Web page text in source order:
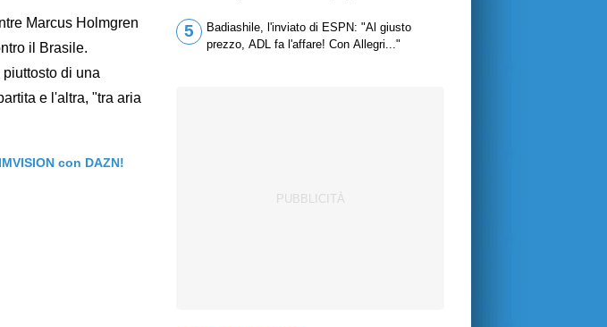
Marcus Holmgren
il Brasile.
di una
e l'altra, "tra aria
con DAZN!
5
Badiashile, l'inviato di ESPN: "Al giusto
prezzo, ADL fa l'affare! Con Allegri..."